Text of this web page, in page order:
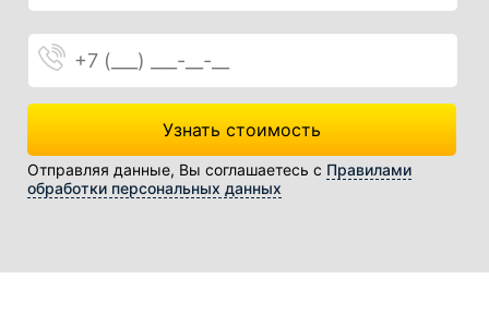
Телефон
Узнать стоимость
Отправляя данные, Вы соглашаетесь с Правилами
обработки персональных данных